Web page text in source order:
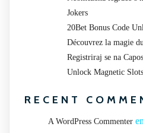
Jokers
20Bet Bonus Code
Découvrez la magie
Registriraj se na
Unlock Magnetic
RECENT
A WordPress Commenter